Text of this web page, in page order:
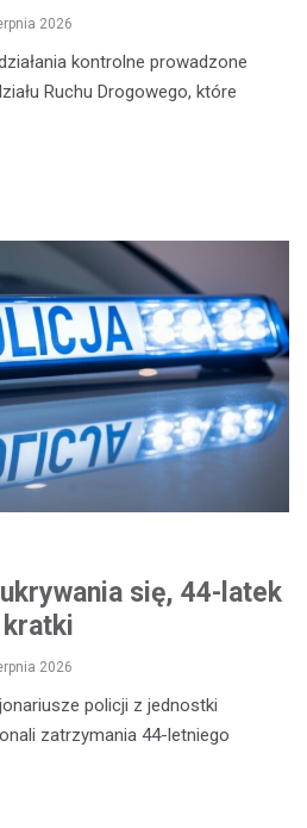
2026
kontrolne prowadzone
Ruchu Drogowego, które
się, 44-latek
2026
policji z jednostki
zatrzymania 44-letniego